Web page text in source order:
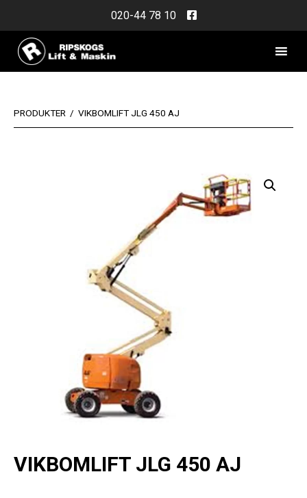
content
020-44 78 10
PRODUKTER / VIKBOMLIFT JLG 450 AJ
VIKBOMLIFT JLG 450 AJ